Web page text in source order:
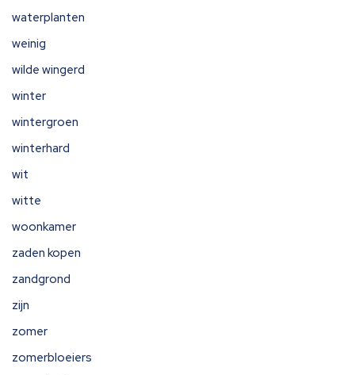
waterplanten
weinig
wilde wingerd
winter
wintergroen
winterhard
wit
witte
woonkamer
zaden kopen
zandgrond
zijn
zomer
zomerbloeiers